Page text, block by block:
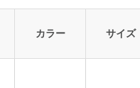
カラー サイズ